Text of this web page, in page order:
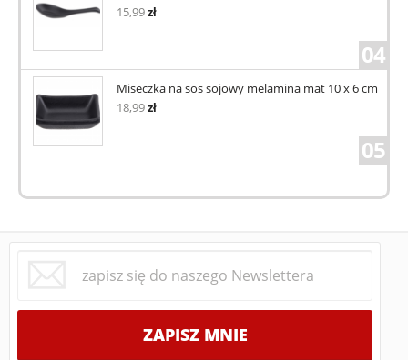
15,99zł
04
Miseczka na sos sojowy melamina mat 10 x 6 cm
18,99zł
05